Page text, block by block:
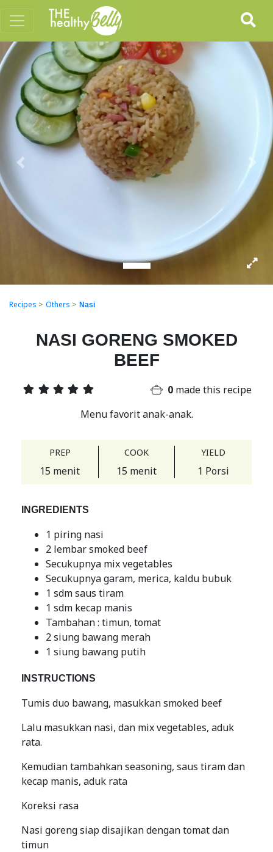
Previous Next
Recipes > Others > Nasi
NASI GORENG SMOKED
BEEF
0 made this recipe
Menu favorit anak-anak.
PREP
15 menit
COOK
15 menit
YIELD
1 Porsi
INGREDIENTS
1 piring nasi
2 lembar smoked beef
Secukupnya mix vegetables
Secukupnya garam, merica, kaldu bubuk
1 sdm saus tiram
1 sdm kecap manis
Tambahan : timun, tomat
2 siung bawang merah
1 siung bawang putih
INSTRUCTIONS
Tumis duo bawang, masukkan smoked beef
Lalu masukkan nasi, dan mix vegetables, aduk
rata.
Kemudian tambahkan seasoning, saus tiram dan
kecap manis, aduk rata
Koreksi rasa
Nasi goreng siap disajikan dengan tomat dan
timun